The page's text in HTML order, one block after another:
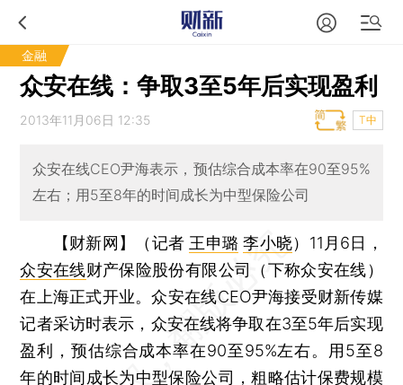
金融
众安在线：争取3至5年后实现盈利
2013年11月06日 12:35 T中
众安在线CEO尹海表示，预估综合成本率在90至95%
左右；用5至8年的时间成长为中型保险公司
【财新网】（记者 王申璐 李小晓） 11月6日，
众安在线财产保险股份有限公司（下称众安在线）
在上海正式开业。众安在线CEO尹海接受财新传媒
记者采访时表示，众安在线将争取在3至5年后实现
盈利，预估综合成本率在90至95%左右。用5至8
年的时间成长为中型保险公司，粗略估计保费规模